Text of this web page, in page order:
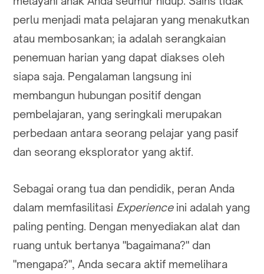
perlu menjadi mata pelajaran yang menakutkan
atau membosankan; ia adalah serangkaian
penemuan harian yang dapat diakses oleh
siapa saja. Pengalaman langsung ini
membangun hubungan positif dengan
pembelajaran, yang seringkali merupakan
perbedaan antara seorang pelajar yang pasif
dan seorang eksplorator yang aktif.
Sebagai orang tua dan pendidik, peran Anda
dalam memfasilitasi Experienceini adalah yang
paling penting. Dengan menyediakan alat dan
ruang untuk bertanya "bagaimana?" dan
"mengapa?", Anda secara aktif memelihara